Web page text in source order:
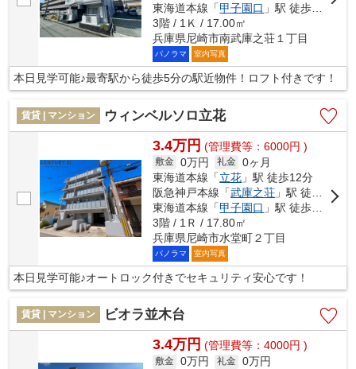
東海道本線「甲子園口 」駅 徒歩31分
3階 / 1Ｋ / 17.00㎡
兵庫県尼崎市南武庫之荘１丁目
パノラマ 室内写真
本日見学可能♪最寄駅から徒歩5分の駅近物件！ロフト付きです！
賃貸 | マンション ウィンベルソロ立花
3.4万円 (管理費等：6000円 )
敷金 0万円 礼金 0ヶ月
東海道本線「立花 」駅 徒歩12分
阪急神戸本線「武庫之荘 」駅 徒歩22分
東海道本線「甲子園口 」駅 徒歩28分
3階 / 1Ｒ / 17.80㎡
兵庫県尼崎市水堂町２丁目
パノラマ 室内写真
本日見学可能♪オートロック付きでセキュリティ安心です！
賃貸 | マンション ビオラ並木台
3.4万円 (管理費等：4000円 )
敷金 0万円 礼金 0万円